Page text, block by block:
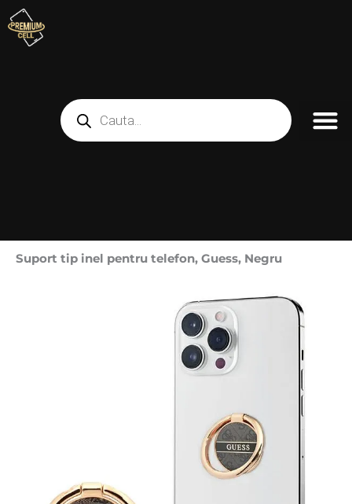
Skip
to
content
Products
search
Suport tip inel pentru telefon, Guess, Negru